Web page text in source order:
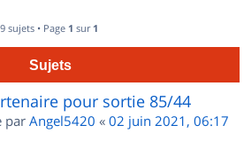
sujets • Page 1 sur 1
Sujets
pour sortie 85/44
par Angel5420 « 02 juin 2021, 06:17